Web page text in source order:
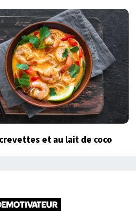
et au lait de coco